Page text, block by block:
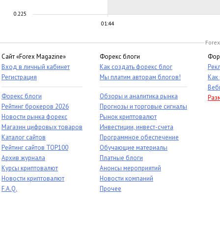
01:44
0.225
Сайт «Forex Magazine»
Вход в личный кабинет
Регистрация
Форекс блоги
Рейтинг брокеров 2026
Новости рынка форекс
Магазин цифровых товаров
Каталог сайтов
Рейтинг сайтов TOP100
Архив журнала
Курсы криптовалют
Новости криптовалют
F.A.Q.
Форекс блоги
Как создать форекс блог
Мы платим авторам блогов!
Обзоры и аналитика рынка
Прогнозы и торговые сигналы
Рынок криптовалют
Инвестиции, инвест-счета
Программное обеспечение
Обучающие материалы
Платные блоги
Анонсы мероприятий
Новости компаний
Прочее
Как